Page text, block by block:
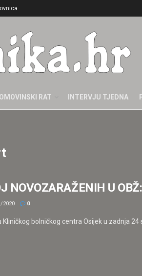
RAT INTERVJU TJEDNA
NOVOZARAŽENIH U
2020 0
bolničkog centra Osijek u zadnja 24